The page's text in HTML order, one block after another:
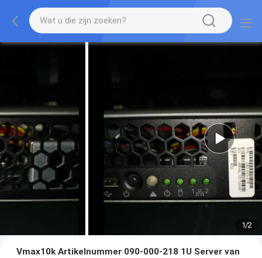
1/2
Vmax10k Artikelnummer 090-000-218 1U Server van